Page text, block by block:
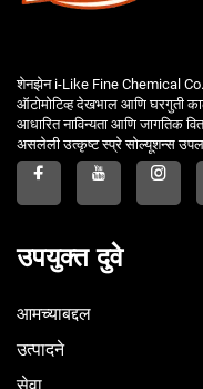
शेनझेन i-Like Fine Chemical Co.,
ऑटोमोटिव्ह देखभाल आणि घरगुती
आधारित नाविन्यता आणि जागतिक
असलेली उत्कृष्ट स्प्रे सोल्यूशन्स
उपयुक्त दुवे
आमच्याबद्दल
उत्पादने